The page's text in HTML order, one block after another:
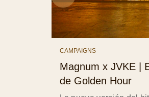
CAMPAIGNS
Magnum x JVKE |
de Golden Hour